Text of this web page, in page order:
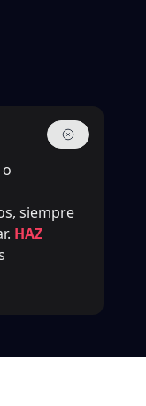
siempre
HAZ